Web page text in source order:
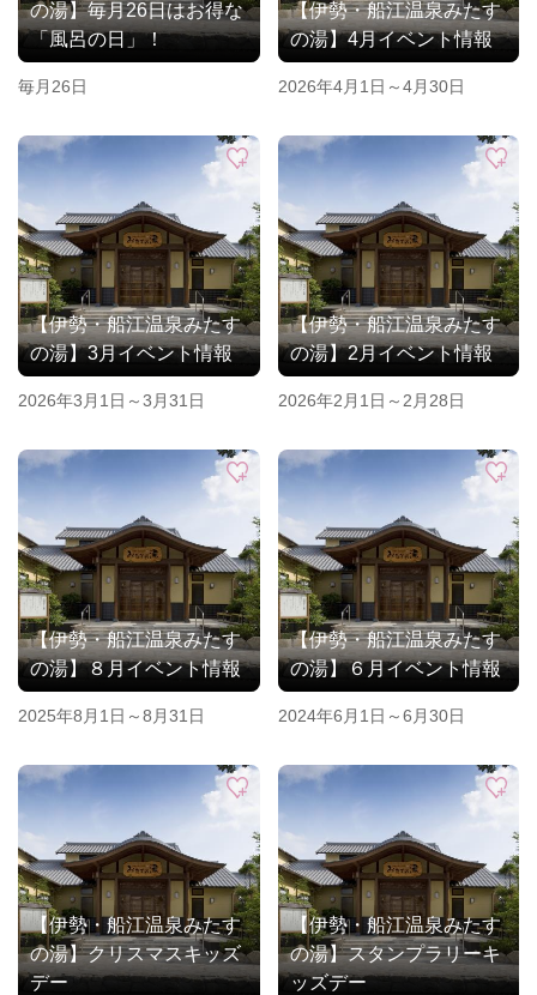
の湯】毎月26日はお得な
「風呂の日」！
毎月26日
【伊勢・船江温泉みたす
の湯】4月イベント情報
2026年4月1日～4月30日
【伊勢・船江温泉みたす
の湯】3月イベント情報
2026年3月1日～3月31日
【伊勢・船江温泉みたす
の湯】2月イベント情報
2026年2月1日～2月28日
【伊勢・船江温泉みたす
の湯】８月イベント情報
2025年8月1日～8月31日
【伊勢・船江温泉みたす
の湯】６月イベント情報
2024年6月1日～6月30日
【伊勢・船江温泉みたす
の湯】クリスマスキッズ
デー
【伊勢・船江温泉みたす
の湯】スタンプラリーキ
ッズデー